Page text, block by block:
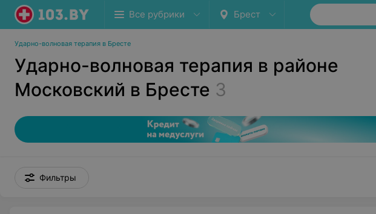
Все рубрики Брест
Ударно-волновая терапия в Бресте
Ударно-волновая терапия в районе
Московский в Бресте 3
Фильтры